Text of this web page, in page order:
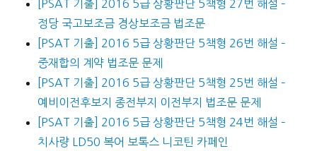
[PSAT 기출] 2016 5급 상황판단 5책형 27번 해설 –
정당 국고보조금 경상보조금 법조문
[PSAT 기출] 2016 5급 상황판단 5책형 26번 해설 –
중재합의 계약 법조문 문제
[PSAT 기출] 2016 5급 상황판단 5책형 25번 해설 –
예비이전후보지 종전부지 이전부지 법조문 문제
[PSAT 기출] 2016 5급 상황판단 5책형 24번 해설 –
치사량 LD50 복어 보톡스 니코틴 카페인